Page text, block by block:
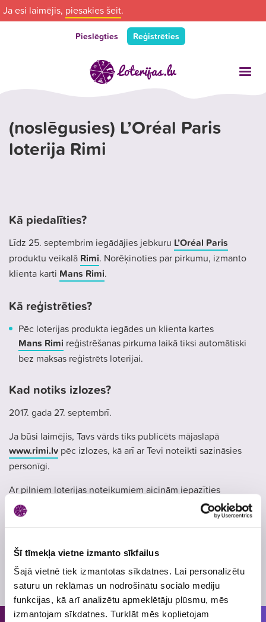
Šī tīmekļa vietne izmanto sīkfailus
Šajā vietnē tiek izmantotas sīkdatnes. Lai personalizētu
saturu un reklāmas un nodrošinātu sociālo mediju
funkcijas, kā arī analizētu apmeklētāju plūsmu, mēs
izmantojam sīkdatnes. Turklāt mēs koplietojam
Ja esi laimējis, piesakies šeit.
Pieslēgties Reģistrēties
(noslēgusies) L’Oréal Paris
loterija Rimi
Kā piedalīties?
Līdz 25. septembrim iegādājies jebkuru L’Oréal Paris
produktu veikalā Rimi. Norēķinoties par pirkumu, izmanto
klienta karti Mans Rimi.
Kā reģistrēties?
Pēc loterijas produkta iegādes un klienta kartes
Mans Rimi reģistrēšanas pirkuma laikā tiksi automātiski
bez maksas reģistrēts loterijai.
Kad notiks izlozes?
2017. gada 27. septembrī.
Ja būsi laimējis, Tavs vārds tiks publicēts mājaslapā
www.rimi.lv pēc izlozes, kā arī ar Tevi noteikti sazināsies
personīgi.
Ar pilniem loterijas noteikumiem aicinām iepazīties
mājaslapā
Skatītloterijas noteikumus
Loterijas periods 12. septembris, 2017- 29. septembris,
2017